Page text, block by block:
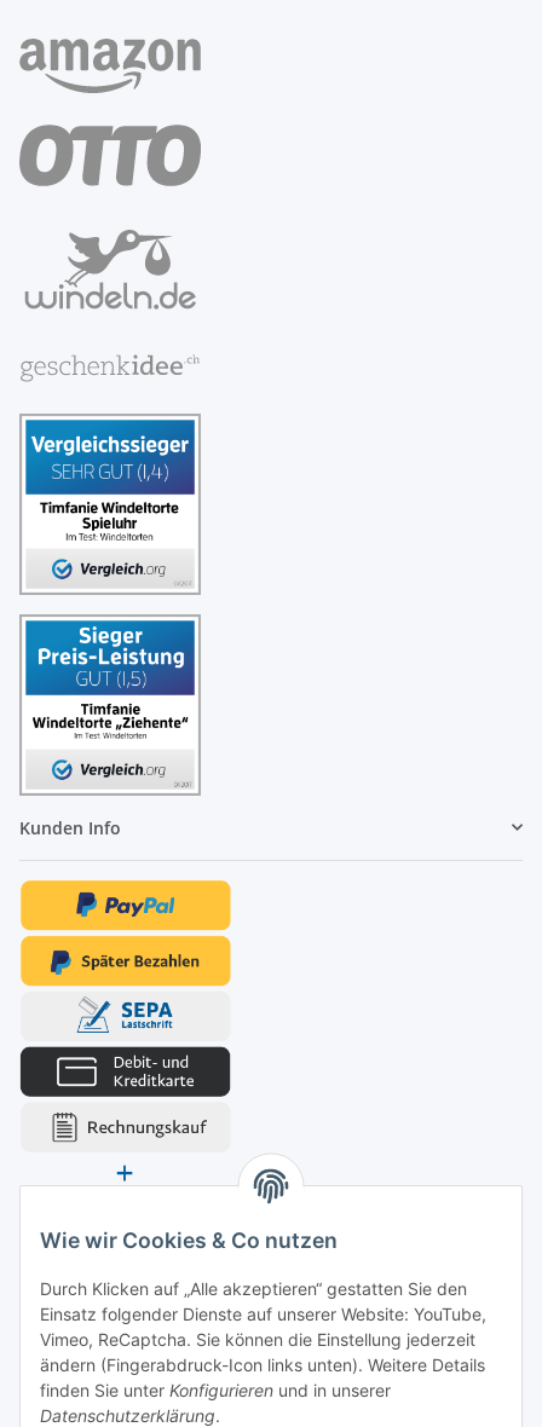
Wie wir Cookies & Co nutzen
Durch Klicken auf „Alle akzeptieren“ gestatten Sie den
Einsatz folgender Dienste auf unserer Website: YouTube,
Vimeo, ReCaptcha. Sie können die Einstellung jederzeit
ändern (Fingerabdruck-Icon links unten). Weitere Details
finden Sie unter Konfigurieren und in unserer
Datenschutzerklärung.
Kunden Info